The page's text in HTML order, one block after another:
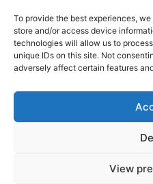
To provide the best experiences,
store and/or access device
technologies will allow us to
unique IDs on this site. Not
adversely affect certain features
View
Cerchiamo agenti per
Costa Rica
la realtà (e come